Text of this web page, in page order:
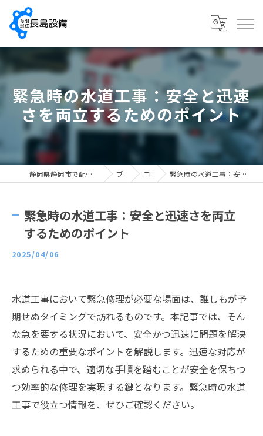
緊急時の水道工事：安全と迅速
さを両立するためのポイント
静岡県静岡市で配管工の求人なら有限会社長島設備 ブログ コラム 緊急時の水道工事：安全と迅速さを両立するためのポイント
緊急時の水道工事：安全と迅速さを両立
するためのポイント
2025/04/06
水道工事において緊急修理が必要な場面は、誰しもが予
期せぬタイミングで訪れるものです。本記事では、そん
な急を要する状況において、安全かつ迅速に問題を解決
するための重要なポイントを解説します。迅速な対応が
求められる中で、適切な手順を踏むことが安全を保ちつ
つ効率的な修理を実現する鍵となります。緊急時の水道
工事で役立つ情報を、ぜひご確認ください。